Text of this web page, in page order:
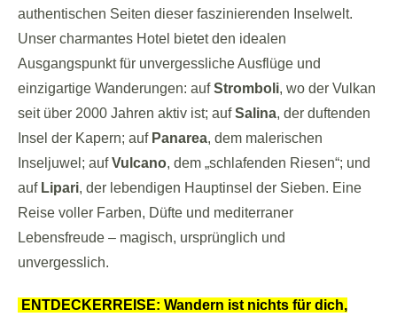
authentischen Seiten dieser faszinierenden Inselwelt.
Unser charmantes Hotel bietet den idealen
Ausgangspunkt für unvergessliche Ausflüge und
einzigartige Wanderungen: aufStromboli, wo der Vulkan
seit über 2000 Jahren aktiv ist; aufSalina, der duftenden
Insel der Kapern; auf Panarea, dem malerischen
Inseljuwel; aufVulcano, dem „schlafenden Riesen“; und
auf Lipari, der lebendigen Hauptinsel der Sieben. Eine
Reise voller Farben, Düfte und mediterraner
Lebensfreude – magisch, ursprünglich und
unvergesslich.
ENTDECKERREISE: Wandern ist nichts für dich,